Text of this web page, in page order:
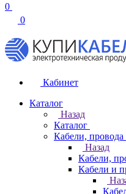
0
0
Кабинет
Каталог
Назад
Каталог
Кабели, провода
Назад
Кабели,
Кабели и